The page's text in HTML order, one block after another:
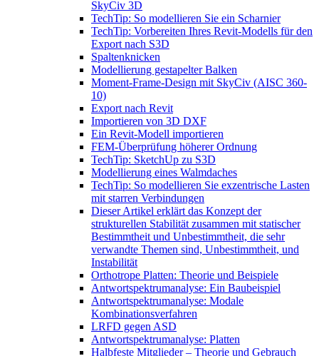
SkyCiv 3D
TechTip: So modellieren Sie ein Scharnier
TechTip: Vorbereiten Ihres Revit-Modells für den
Export nach S3D
Spaltenknicken
Modellierung gestapelter Balken
Moment-Frame-Design mit SkyCiv (AISC 360-
10)
Export nach Revit
Importieren von 3D DXF
Ein Revit-Modell importieren
FEM-Überprüfung höherer Ordnung
TechTip: SketchUp zu S3D
Modellierung eines Walmdaches
TechTip: So modellieren Sie exzentrische Lasten
mit starren Verbindungen
Dieser Artikel erklärt das Konzept der
strukturellen Stabilität zusammen mit statischer
Bestimmtheit und Unbestimmtheit, die sehr
verwandte Themen sind, Unbestimmtheit, und
Instabilität
Orthotrope Platten: Theorie und Beispiele
Antwortspektrumanalyse: Ein Baubeispiel
Antwortspektrumanalyse: Modale
Kombinationsverfahren
LRFD gegen ASD
Antwortspektrumanalyse: Platten
Halbfeste Mitglieder – Theorie und Gebrauch